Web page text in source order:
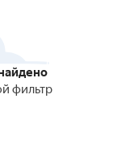
фильтр